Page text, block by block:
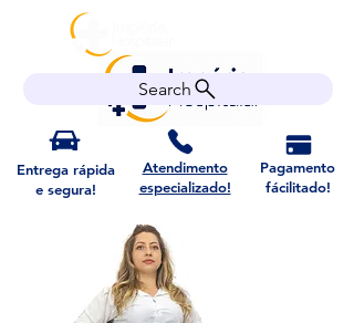
Search
Entrega rápida
e segura!
Atendimento
especializado!
Pagamento
fácilitado!